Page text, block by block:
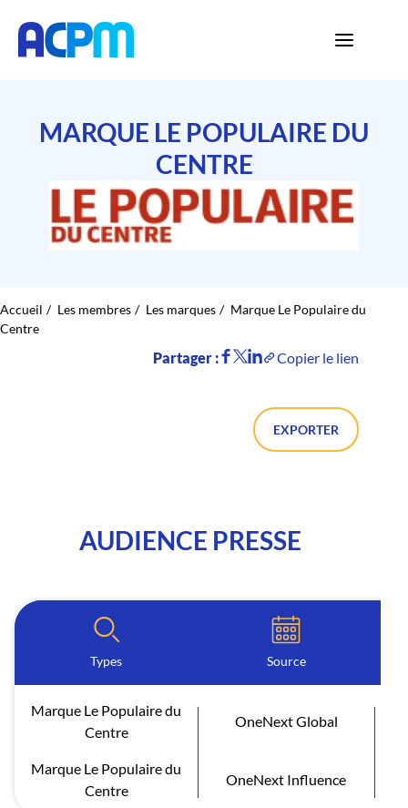
MARQUE LE POPULAIRE DU
CENTRE
Accueil Les membres Les marques
Marque Le Populaire du
Centre
Partager : Copier le lien
EXPORTER
AUDIENCE PRESSE
Types Source
Marque Le Populaire du
Centre
OneNext Global
Marque Le Populaire du
Centre
OneNext Influence